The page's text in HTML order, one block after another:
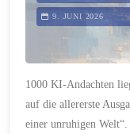
9. JUNI 2026
1000 KI-Andachten
auf die allererste
einer unruhigen